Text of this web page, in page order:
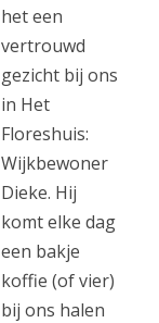
het een
vertrouwd
gezicht bij ons
in Het
Floreshuis:
Wijkbewoner
Dieke. Hij
komt elke dag
een bakje
koffie (of vier)
bij ons halen